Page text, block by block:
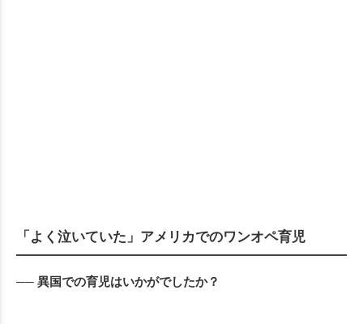
「よく泣いていた」アメリカでのワンオペ育児
── 異国での育児はいかがでしたか？